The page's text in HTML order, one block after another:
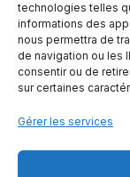
technologies telles
informations des
nous permettra de
de navigation ou les
consentir ou de
sur certaines
Gérer les services